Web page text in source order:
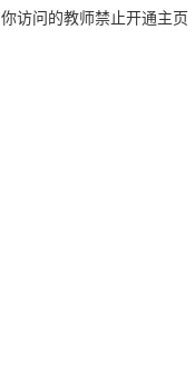
你访问的教师禁止开通主页